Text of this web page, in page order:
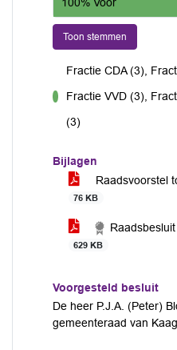
Toon stemmen
Fractie CDA (3),
Fractie VVD (3),
(3)
Bijlagen
Raadsvoorstel
76 KB
629 KB
Voorgesteld besluit
De heer P.J.A. (Peter)
gemeenteraad van